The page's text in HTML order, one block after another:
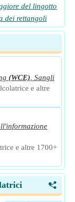
del lingotto
dei rettangoli
(WCE) Sangli
e altre
e altre 1700+
<